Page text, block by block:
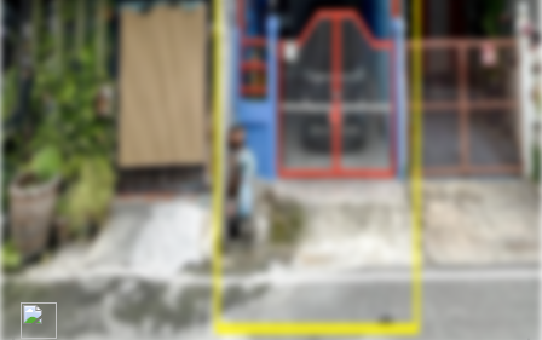
ทาวน์เฮ้าส์ 2 ชั้น หมู่บ้าน เอเชียโฮมทาวน์ 1 บางกรวย -
ไทรน้อย
ที่ตั้ง: ตำบลไทรน้อย อำเภอไทรน้อย นนทบุรี
ราคาขาย
1,000,000.00 ฿
ตร.ว.: 16